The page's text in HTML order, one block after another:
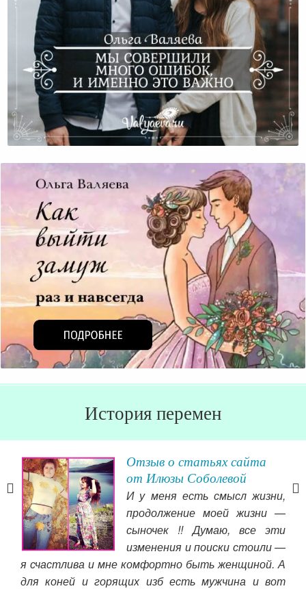
Мы Совершили Много Ошибок, И Именно Это Важно
История перемен
я
Отзыв о статьях сайта
от Илюзы Соболевой
И у меня есть смысл жизни,
продолжение моей жизни —
сыночек !! Думаю, все эти
изменения и поиски стоили —
я счастлива и мне комфортно быть женщиной. А
для коней и горящих изб есть мужчина и вот